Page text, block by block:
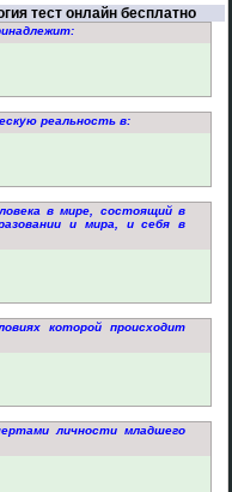
тест онлайн бесплатно
реальность в:
в мире, состоящий в
и мира, и себя в
которой происходит
личности младшего